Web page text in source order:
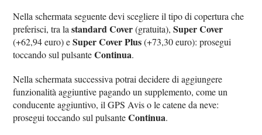
Nella schermata seguente devi scegliere il tipo di copertura che
preferisci, tra lastandard Cover(gratuita),Super Cover
(+62,94 euro) eSuper Cover Plus(+73,30 euro): prosegui
toccando sul pulsanteContinua.
Nella schermata successiva potrai decidere di aggiungere
funzionalità aggiuntive pagando un supplemento, come un
conducente aggiuntivo, il GPS Avis o le catene da neve:
prosegui toccando sul pulsanteContinua.